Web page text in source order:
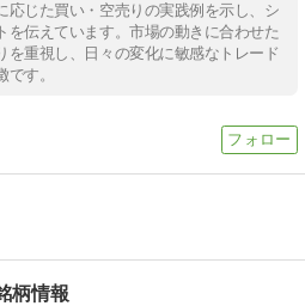
応じた買い・空売りの実践例を示し、シ
を伝えています。市場の動きに合わせた
を重視し、日々の変化に敏感なトレード
す。
柄情報